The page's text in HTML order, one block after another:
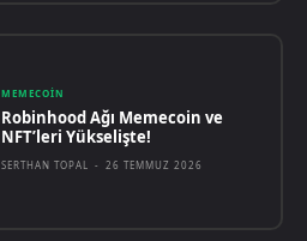
MEMECOIN
Robinhood Ağı Memecoin ve
NFT’leri Yükselişte!
SERTHAN TOPAL - 26 TEMMUZ 2026